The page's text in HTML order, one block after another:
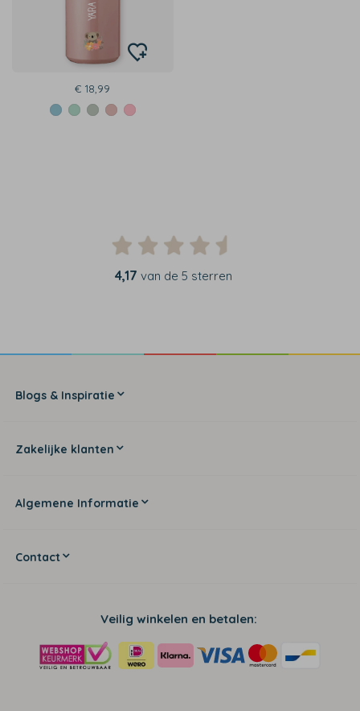
€ 18,99
4,17 van de 5 sterren
Blogs & Inspiratie
Zakelijke klanten
Algemene Informatie
Contact
Veilig winkelen en betalen: